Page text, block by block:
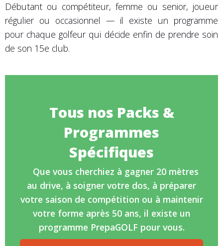
Débutant ou compétiteur, femme ou senior, joueur
régulier ou occasionnel — il existe un programme
pour chaque golfeur qui décide enfin de prendre soin
de son 15e club.
Tous nos Packs &
Programmes
Spécifiques
Que vous cherchiez à gagner 20 mètres
au drive, à soigner votre dos, à préparer
votre saison de compétition ou à maintenir
votre forme après 50 ans, il existe un
programme PrepaGOLF pour vous.